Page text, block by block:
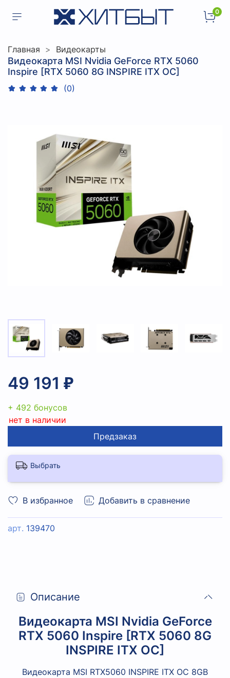
0
Главная Видеокарты
Видеокарта MSI Nvidia GeForce RTX 5060
Inspire [RTX 5060 8G INSPIRE ITX OC]
(0)
В избранное Добавить в сравнение
арт. 139470
49 191 ₽
+ 492 бонусов
нет в наличии
Предзаказ
Выбрать
Описание
Видеокарта MSI Nvidia GeForce
RTX 5060 Inspire [RTX 5060 8G
INSPIRE ITX OC]
Видеокарта MSI RTX5060 INSPIRE ITX OC 8GB